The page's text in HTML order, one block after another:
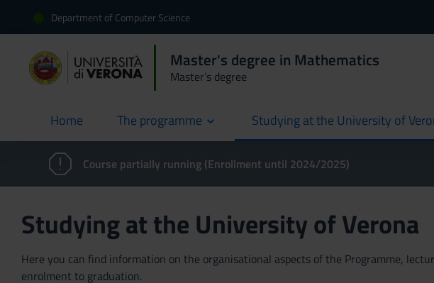
Department of Computer Science
Master's degree in Mathematics
Master’s degree
Home
current The programme Studying at the University of
Course partially running (Enrollment until 2024/2025)
Studying at the University of Verona
Here you can find information on the organisational aspects of the Programme,
enrolment to graduation.